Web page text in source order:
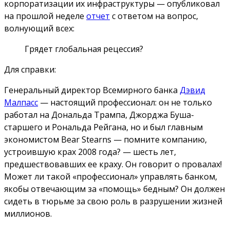
корпоратизации их инфраструктуры — опубликовал
на прошлой неделе отчет с ответом на вопрос,
волнующий всех:
Грядет глобальная рецессия?
Для справки:
Генеральный директор Всемирного банка Дэвид
Малпасс — настоящий профессионал: он не только
работал на Дональда Трампа, Джорджа Буша-
старшего и Рональда Рейгана, но и был главным
экономистом Bear Stearns — помните компанию,
устроившую крах 2008 года? — шесть лет,
предшествовавших ее краху. Он говорит о провалах!
Может ли такой «профессионал» управлять банком,
якобы отвечающим за «помощь» бедным? Он должен
сидеть в тюрьме за свою роль в разрушении жизней
миллионов.